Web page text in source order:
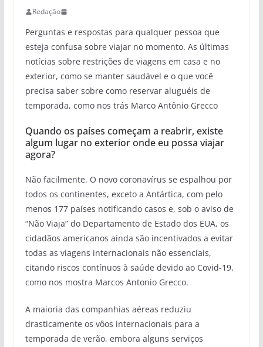
Redação
Perguntas e respostas para qualquer pessoa que
esteja confusa sobre viajar no momento. As últimas
notícias sobre restrições de viagens em casa e no
exterior, como se manter saudável e o que você
precisa saber sobre como reservar aluguéis de
temporada, como nos trás Marco Antônio Grecco
Quando os países começam a reabrir, existe
algum lugar no exterior onde eu possa viajar
agora?
Não facilmente. O novo coronavírus se espalhou por
todos os continentes, exceto a Antártica, com pelo
menos 177 países notificando casos e, sob o aviso de
“Não Viaja” do Departamento de Estado dos EUA, os
cidadãos americanos ainda são incentivados a evitar
todas as viagens internacionais não essenciais,
citando riscos contínuos à saúde devido ao Covid-19,
como nos mostra Marcos Antonio Grecco.
A maioria das companhias aéreas reduziu
drasticamente os vôos internacionais para a
temporada de verão, embora alguns serviços